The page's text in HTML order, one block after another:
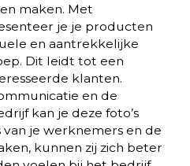
maken. Met
je je producten
en aantrekkelijke
Dit leidt tot een
klanten.
en de
kan je deze foto’s
van je werknemers en de
kunnen zij zich beter